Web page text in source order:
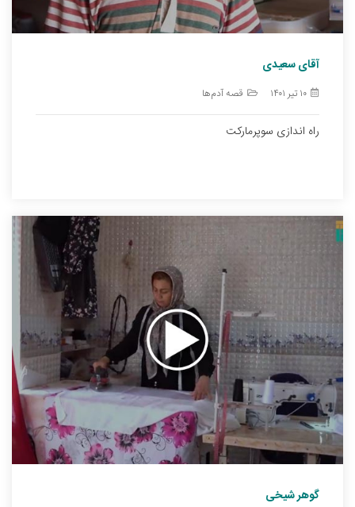
آقای سعیدی
۱۰ تیر ۱۴۰۱ قصه آدم‌ها
راه اندازی سوپرمارکت
گوهر شیخی